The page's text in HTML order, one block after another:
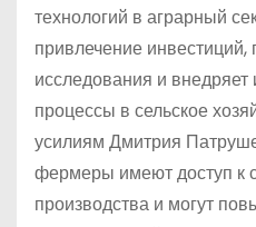
технологий в аграрный
привлечение
исследования и
процессы в сельское
усилиям Дмитрия
фермеры имеют доступ к
производства и могут